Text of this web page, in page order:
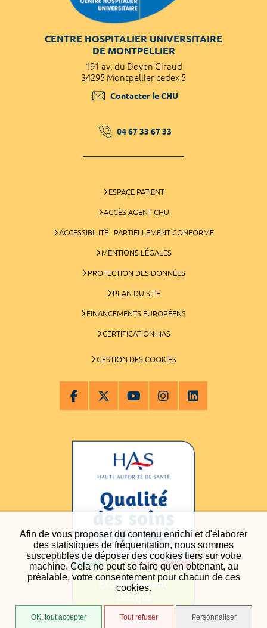
Afin de vous proposer du contenu enrichi et d'élaborer
des statistiques de fréquentation, nous sommes
susceptibles de déposer des cookies tiers sur votre
machine. Cela ne peut se faire qu'en obtenant, au
préalable, votre consentement pour chacun de ces
cookies.
OK, tout accepter Tout refuser Personnaliser
CENTRE HOSPITALIER UNIVERSITAIRE
DE MONTPELLIER
191 av. du Doyen Giraud
34295 Montpellier cedex 5
Contacter le CHU
04 67 33 67 33
ESPACE PATIENT
ACCÈS AGENT CHU
ACCESSIBILITÉ : PARTIELLEMENT CONFORME
MENTIONS LÉGALES
PROTECTION DES DONNÉES
PLAN DU SITE
FINANCEMENTS EUROPÉENS
CERTIFICATION HAS
GESTION DES COOKIES